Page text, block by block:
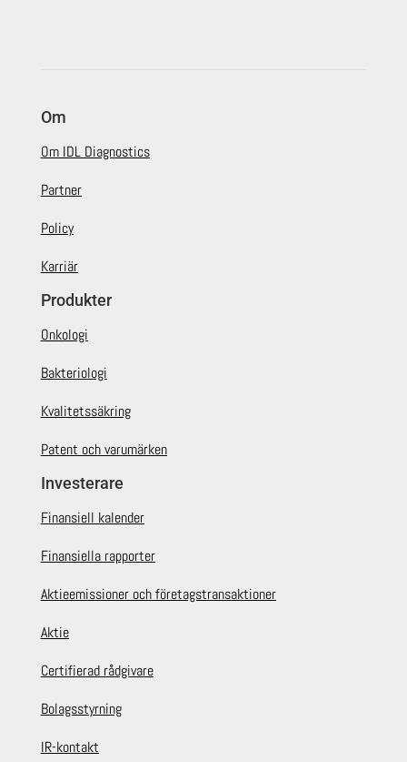
Om
Om IDL Diagnostics
Partner
Policy
Karriär
Produkter
Onkologi
Bakteriologi
Kvalitetssäkring
Patent och varumärken
Investerare
Finansiell kalender
Finansiella rapporter
Aktieemissioner och företagstransaktioner
Aktie
Certifierad rådgivare
Bolagsstyrning
IR-kontakt